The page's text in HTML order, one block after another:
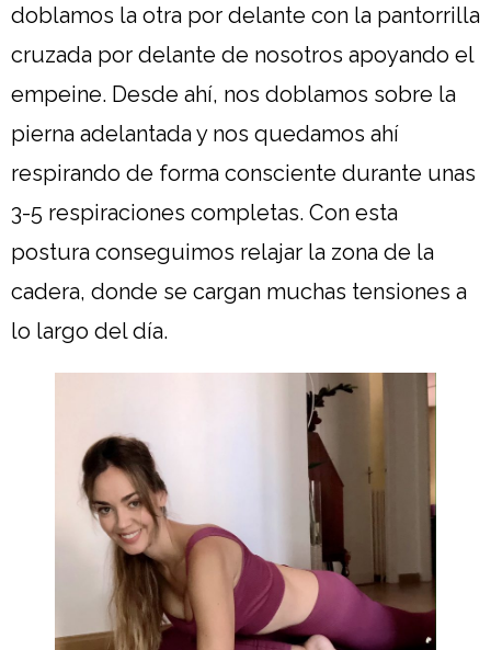
doblamos la otra por delante con la pantorrilla
cruzada por delante de nosotros apoyando el
empeine. Desde ahí, nos doblamos sobre la
pierna adelantada y nos quedamos ahí
respirando de forma consciente durante unas
3-5 respiraciones completas. Con esta
postura conseguimos relajar la zona de la
cadera, donde se cargan muchas tensiones a
lo largo del día.